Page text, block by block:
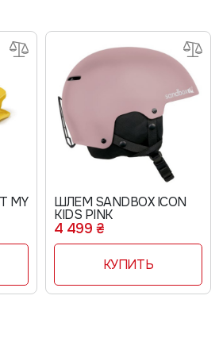
ШЛЕМ SANDBOX ICON
KIDS PINK
4 499 ₴
КУПИТЬ